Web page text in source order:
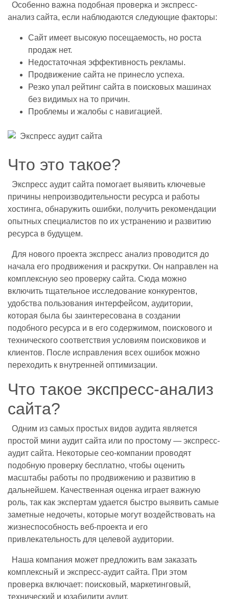
Особенно важна подобная проверка и экспресс-
анализ сайта, если наблюдаются следующие факторы:
Сайт имеет высокую посещаемость, но роста
продаж нет.
Недостаточная эффективность рекламы.
Продвижение сайта не принесло успеха.
Резко упал рейтинг сайта в поисковых машинах
без видимых на то причин.
Проблемы и жалобы с навигацией.
Что это такое?
Экспресс аудит сайта помогает выявить ключевые
причины непроизводительности ресурса и работы
хостинга, обнаружить ошибки, получить рекомендации
опытных специалистов по их устранению и развитию
ресурса в будущем.
Для нового проекта экспресс анализ проводится до
начала его продвижения и раскрутки. Он направлен на
комплексную seo проверку сайта. Сюда можно
включить тщательное исследование конкурентов,
удобства пользования интерфейсом, аудитории,
которая была бы заинтересована в создании
подобного ресурса и в его содержимом, поискового и
технического соответствия условиям поисковиков и
клиентов. После исправления всех ошибок можно
переходить к внутренней оптимизации.
Что такое экспресс-анализ
сайта?
Одним из самых простых видов аудита является
простой мини аудит сайта или по простому — экспресс-
аудит сайта. Некоторые сео-компании проводят
подобную проверку бесплатно, чтобы оценить
масштабы работы по продвижению и развитию в
дальнейшем. Качественная оценка играет важную
роль, так как экспертам удается быстро выявить самые
заметные недочеты, которые могут воздействовать на
жизнеспособность веб-проекта и его
привлекательность для целевой аудитории.
Наша компания может предложить вам заказать
комплексный и экспресс-аудит сайта. При этом
проверка включает: поисковый, маркетинговый,
технический и юзабилити аудит.